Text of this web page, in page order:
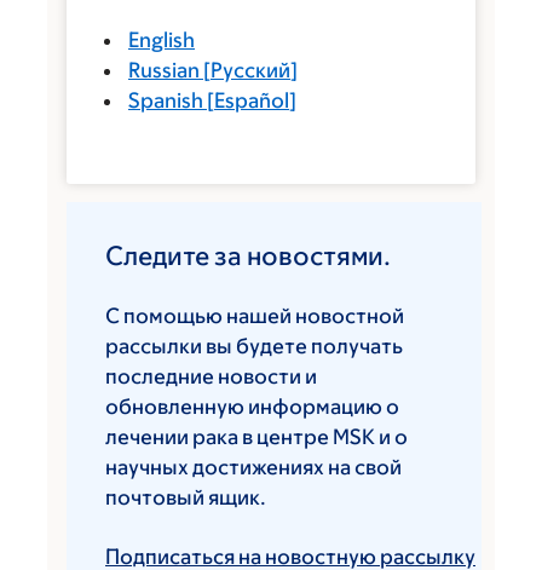
English
Russian [Русский]
Spanish [Español]
Следите за новостями.
С помощью нашей новостной
рассылки вы будете получать
последние новости и
обновленную информацию о
лечении рака в центре MSK и о
научных достижениях на свой
почтовый ящик.
Подписаться на новостную рассылку